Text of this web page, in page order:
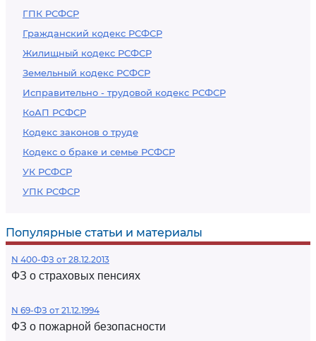
ГПК РСФСР
Гражданский кодекс РСФСР
Жилищный кодекс РСФСР
Земельный кодекс РСФСР
Исправительно - трудовой кодекс РСФСР
КоАП РСФСР
Кодекс законов о труде
Кодекс о браке и семье РСФСР
УК РСФСР
УПК РСФСР
Популярные статьи и материалы
N 400-ФЗ от 28.12.2013
ФЗ о страховых пенсиях
N 69-ФЗ от 21.12.1994
ФЗ о пожарной безопасности